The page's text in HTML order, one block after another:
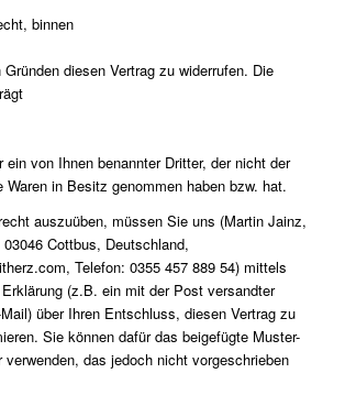
binnen
diesen Vertrag zu widerrufen. Die
ein von Ihnen benannter Dritter, der nicht der
Waren in Besitz genommen haben bzw. hat.
auszuüben, müssen Sie uns (Martin Jainz,
Cottbus, Deutschland,
Telefon: 0355 457 889 54) mittels
(z.B. ein mit der Post versandter
über Ihren Entschluss, diesen Vertrag zu
Sie können dafür das beigefügte Muster-
verwenden, das jedoch nicht vorgeschrieben